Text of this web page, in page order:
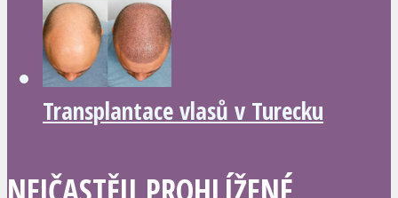
Transplantace vlasů v Turecku